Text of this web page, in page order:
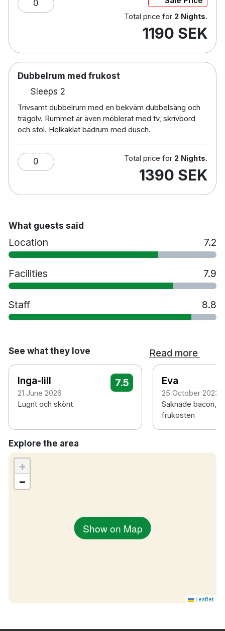
Värdeskåp
Extrasäng mot en avgift på 200 kronor per
natt
Husdjur tillåts mot en avgift på 400 kronor per
natt
Handikappsanpassade rum finns tillgängliga
Parkering mot en avgift 85 kr/dygn
Rökfritt
2 minuters promenad till F11 flygmuseum
1 minuts bilresa till Skavsta flygplats
10 minuters bilresa till Nyköping centralstation
0
Total price for 2 Nights.
1190 SEK
Dubbelrum med frukost
Sleeps 2
Trivsamt dubbelrum med en bekväm dubbelsäng och
trägolv. Rummet är även möblerat med tv, skrivbord
och stol. Helkaklat badrum med dusch.
0 Total price for 2 Nights.
1390 SEK
What guests said
Location 7.2
Facilities 7.9
Staff 8.8
See what they love Read more
Inga-lill
21 June 2026
7.5
Lugnt och skönt
Eva
25 October 2023
Saknade bacon,
frukosten
Explore the area
Show on Map
+
−
Leaflet